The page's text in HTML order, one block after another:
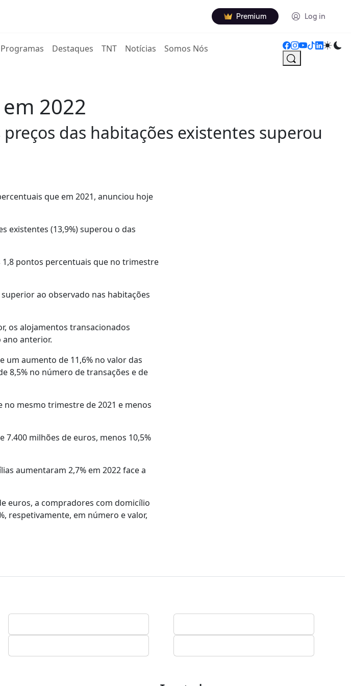
Premium Log in
Programas Destaques TNT Notícias Somos Nós
2022
das habitações existentes superou
que em 2021, anunciou hoje
existentes (13,9%) superou o das
1,8 pontos percentuais que no trimestre
ao observado nas habitações
os alojamentos transacionados
ano anterior.
um aumento de 11,6% no valor das
8,5% no número de transações e de
no mesmo trimestre de 2021 e menos
milhões de euros, menos 10,5%
aumentaram 2,7% em 2022 face a
euros, a compradores com domicílio
respetivamente, em número e valor,